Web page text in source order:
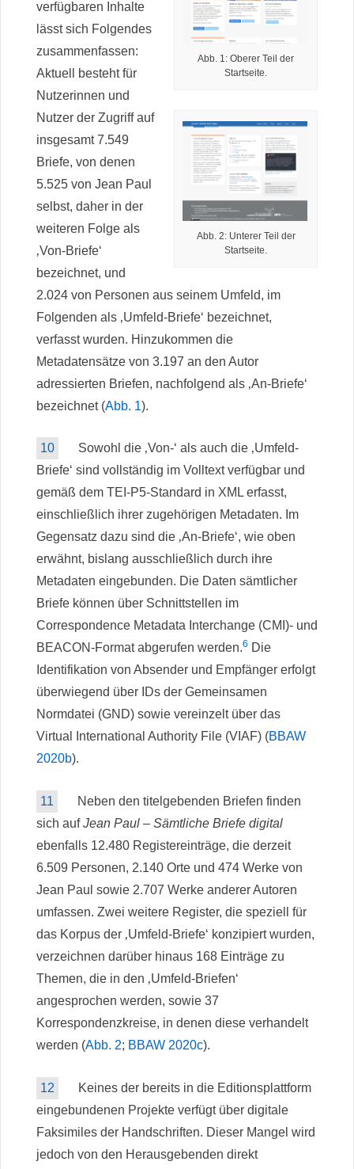
Abb. 1: Oberer Teil der
Startseite.
Abb. 2: Unterer Teil der
Startseite.
verfügbaren Inhalte
lässt sich Folgendes
zusammenfassen:
Aktuell besteht für
Nutzerinnen und
Nutzer der Zugriff auf
insgesamt 7.549
Briefe, von denen
5.525 von Jean Paul
selbst, daher in der
weiteren Folge als
‚Von-Briefe‘
bezeichnet, und
2.024 von Personen aus seinem Umfeld, im
Folgenden als ‚Umfeld-Briefe‘ bezeichnet,
verfasst wurden. Hinzukommen die
Metadatensätze von 3.197 an den Autor
adressierten Briefen, nachfolgend als ‚An-Briefe‘
bezeichnet (Abb. 1).
10
Sowohl die ‚Von-‘ als auch die ‚Umfeld-
Briefe‘ sind vollständig im Volltext verfügbar und
gemäß dem TEI-P5-Standard in XML erfasst,
einschließlich ihrer zugehörigen Metadaten. Im
Gegensatz dazu sind die ‚An-Briefe‘, wie oben
erwähnt, bislang ausschließlich durch ihre
Metadaten eingebunden. Die Daten sämtlicher
Briefe können über Schnittstellen im
Correspondence Metadata Interchange (CMI)- und
BEACON-Format abgerufen werden.6 Die
Identifikation von Absender und Empfänger erfolgt
überwiegend über IDs der Gemeinsamen
Normdatei (GND) sowie vereinzelt über das
Virtual International Authority File (VIAF) (BBAW
2020b).
11
Neben den titelgebenden Briefen finden
sich aufJean Paul – Sämtliche Briefe digital
ebenfalls 12.480 Registereinträge, die derzeit
6.509 Personen, 2.140 Orte und 474 Werke von
Jean Paul sowie 2.707 Werke anderer Autoren
umfassen. Zwei weitere Register, die speziell für
das Korpus der ‚Umfeld-Briefe‘ konzipiert wurden,
verzeichnen darüber hinaus 168 Einträge zu
Themen, die in den ‚Umfeld-Briefen‘
angesprochen werden, sowie 37
Korrespondenzkreise, in denen diese verhandelt
werden (Abb. 2; BBAW 2020c).
12
Keines der bereits in die Editionsplattform
eingebundenen Projekte verfügt über digitale
Faksimiles der Handschriften. Dieser Mangel wird
jedoch von den Herausgebenden direkt